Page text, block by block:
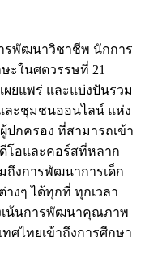
ารพัฒนาวิชาชีพ นักการ
ะในศตวรรษที่ 21
ผยแพร่ และแบ่งปันรวม
และชุมชนออนไลน์ แห่ง
ปกครอง ที่สามารถเข้า
โอและคอร์สที่หลาก
ถึงการพัฒนาการเด็ก
งๆ ได้ทุกที่ ทุกเวลา
เน้นการพัฒนาคุณภาพ
ศไทยเข้าถึงการศีกษา